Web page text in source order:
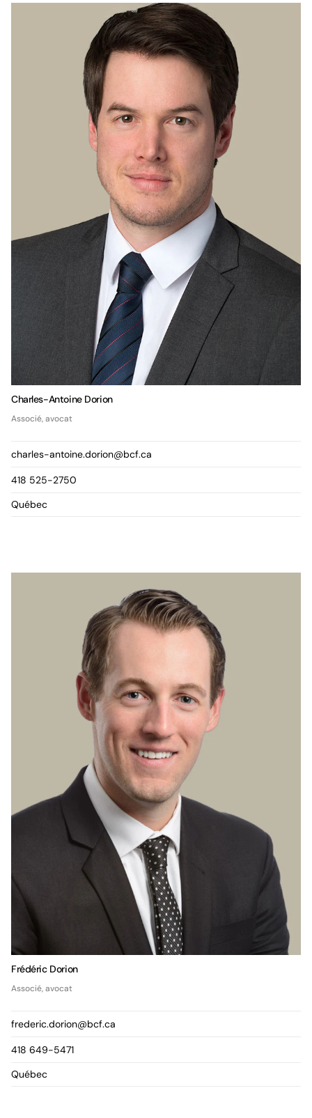
Charles-Antoine Dorion
Associé, avocat
charles-antoine.dorion@bcf.ca
418 525-2750
Québec
Frédéric Dorion
Associé, avocat
frederic.dorion@bcf.ca
418 649-5471
Québec